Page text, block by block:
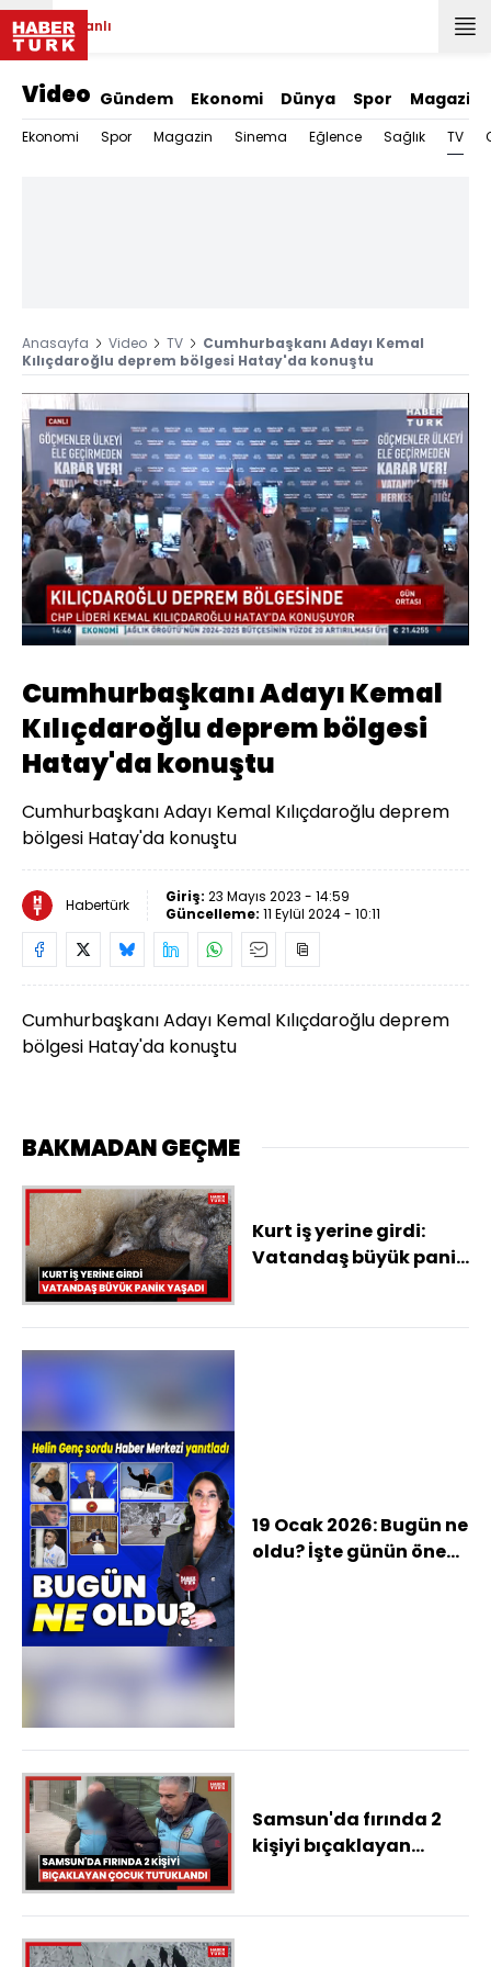
Canlı
Video Gündem Ekonomi Dünya Spor Magazin
Ekonomi Spor Magazin Sinema Eğlence Sağlık TV
Anasayfa Video TV
Cumhurbaşkanı Adayı Kemal
Kılıçdaroğlu deprem bölgesi Hatay'da konuştu
Sesi
Aç
Yüklendi:
5.97%
Oynatma
Hızı
Cumhurbaşkanı Adayı Kemal
Kılıçdaroğlu deprem bölgesi
Hatay'da konuştu
Cumhurbaşkanı Adayı Kemal Kılıçdaroğlu deprem
bölgesi Hatay'da konuştu
Habertürk Giriş: 23 Mayıs 2023 - 14:59
Güncelleme: 11 Eylül 2024 - 10:11
Cumhurbaşkanı Adayı Kemal Kılıçdaroğlu deprem
bölgesi Hatay'da konuştu
BAKMADAN GEÇME
Kurt iş yerine girdi:
Vatandaş büyük panik
19 Ocak 2026: Bugün ne
oldu? İşte günün öne
Samsun'da fırında 2
kişiyi bıçaklayan